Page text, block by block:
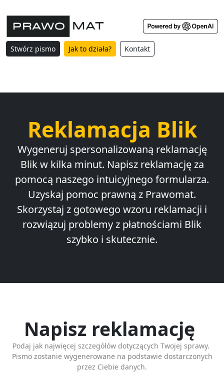
Stwórz pismo Jak to działa? Kontakt
Reklamacja Blik
Wygeneruj spersonalizowaną reklamację
Blik w kilka minut. Napisz reklamację za
pomocą naszego intuicyjnego formularza.
Uzyskaj pomoc prawną z Prawomat.
Skorzystaj z gotowego wzoru reklamacji i
rozwiązuj problemy z płatnościami Blik
szybko i skutecznie.
Napisz reklamację
Podaj jak najwięcej szczegółów dotyczących Twojej sprawy.
Pismo zostanie wygenerowane na podstawie dostarczonych
przez Ciebie danych.